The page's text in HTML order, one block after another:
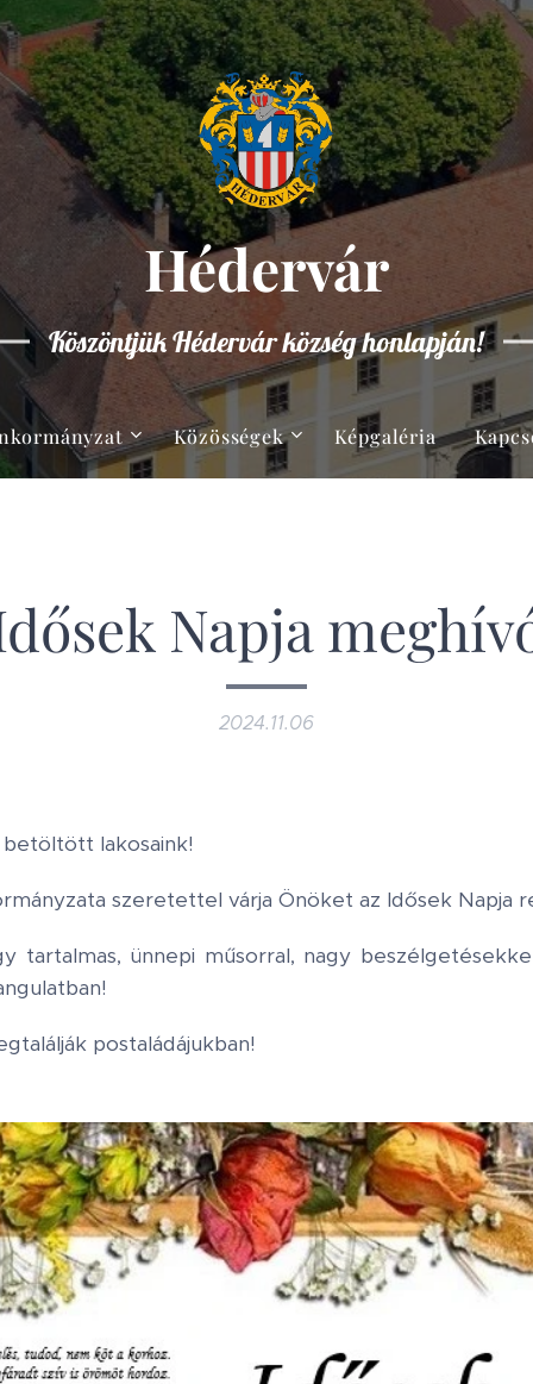
Hédervár
Köszöntjük Hédervár község honlapján!
Közösségek Képgaléria
Napja
2024.11.06
lakosaink!
szeretettel várja Önöket az Idősek Napja
tartalmas, ünnepi műsorral, nagy
postaládájukban!